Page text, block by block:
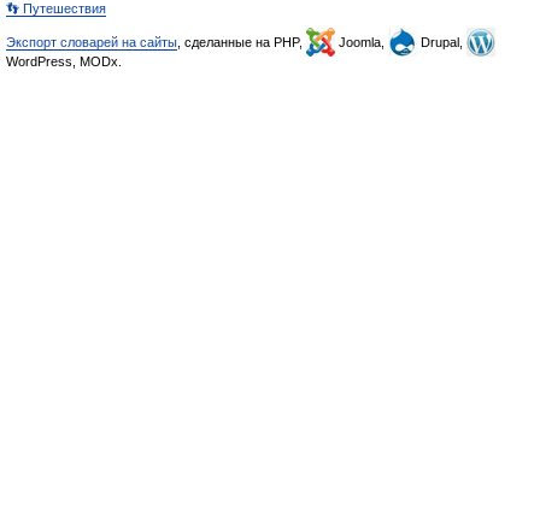
👣 Путешествия
Экспорт словарей на сайты , сделанные на PHP, Joomla,
Drupal,
WordPress, MODx.